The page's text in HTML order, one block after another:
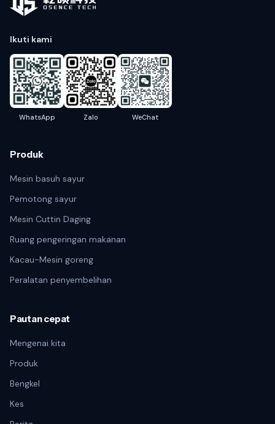
Ikuti kami
WhatsApp Zalo WeChat
Produk
Mesin basuh sayur
Pemotong sayur
Mesin Cuttin Daging
Ruang pengeringan makanan
Kacau-Mesin goreng
Peralatan penyembelihan
Pautan cepat
Mengenai kita
Produk
Bengkel
Kes